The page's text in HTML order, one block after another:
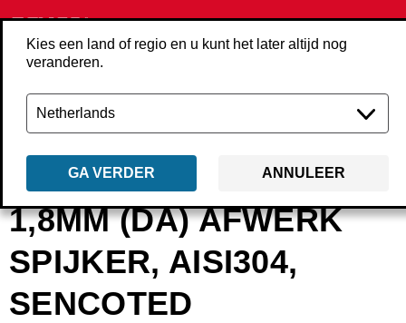
Kies een land of regio en u kunt het later altijd nog
veranderen.
GA VERDER ANNULEER
Terug Producten Bevestigings­middelen
1,8MM (DA) AFWERK
SPIJKER, AISI304,
SENCOTED